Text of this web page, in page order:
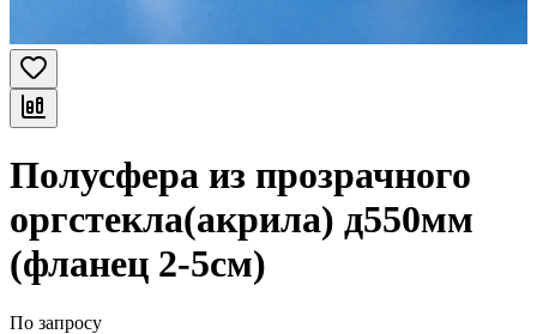
Полусфера из прозрачного
оргстекла(акрила) д550мм
(фланец 2-5см)
По запросу